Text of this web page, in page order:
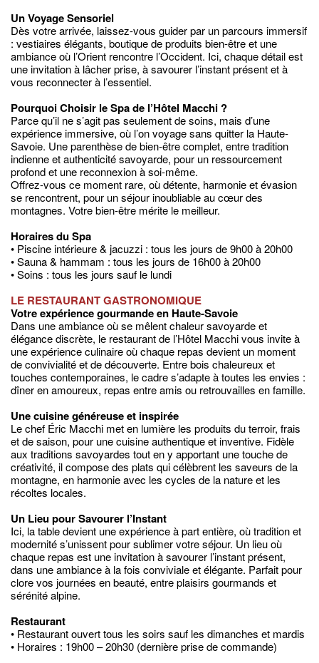
Un Voyage Sensoriel
Dès votre arrivée, laissez-vous guider par un parcours immersif
: vestiaires élégants, boutique de produits bien-être et une
ambiance où l’Orient rencontre l’Occident. Ici, chaque détail est
une invitation à lâcher prise, à savourer l’instant présent et à
vous reconnecter à l’essentiel.
Pourquoi Choisir le Spa de l’Hôtel Macchi ?
Parce qu’il ne s’agit pas seulement de soins, mais d’une
expérience immersive, où l’on voyage sans quitter la Haute-
Savoie. Une parenthèse de bien-être complet, entre tradition
indienne et authenticité savoyarde, pour un ressourcement
profond et une reconnexion à soi-même.
Offrez-vous ce moment rare, où détente, harmonie et évasion
se rencontrent, pour un séjour inoubliable au cœur des
montagnes. Votre bien-être mérite le meilleur.
Horaires du Spa
• Piscine intérieure & jacuzzi : tous les jours de 9h00 à 20h00
• Sauna & hammam : tous les jours de 16h00 à 20h00
• Soins : tous les jours sauf le lundi
LE RESTAURANT GASTRONOMIQUE
Votre expérience gourmande en Haute-Savoie
Dans une ambiance où se mêlent chaleur savoyarde et
élégance discrète, le restaurant de l’Hôtel Macchi vous invite à
une expérience culinaire où chaque repas devient un moment
de convivialité et de découverte. Entre bois chaleureux et
touches contemporaines, le cadre s’adapte à toutes les envies :
dîner en amoureux, repas entre amis ou retrouvailles en famille.
Une cuisine généreuse et inspirée
Le chef Éric Macchi met en lumière les produits du terroir, frais
et de saison, pour une cuisine authentique et inventive. Fidèle
aux traditions savoyardes tout en y apportant une touche de
créativité, il compose des plats qui célèbrent les saveurs de la
montagne, en harmonie avec les cycles de la nature et les
récoltes locales.
Un Lieu pour Savourer l’Instant
Ici, la table devient une expérience à part entière, où tradition et
modernité s’unissent pour sublimer votre séjour. Un lieu où
chaque repas est une invitation à savourer l’instant présent,
dans une ambiance à la fois conviviale et élégante. Parfait pour
clore vos journées en beauté, entre plaisirs gourmands et
sérénité alpine.
Restaurant
• Restaurant ouvert tous les soirs sauf les dimanches et mardis
• Horaires : 19h00 – 20h30 (dernière prise de commande)